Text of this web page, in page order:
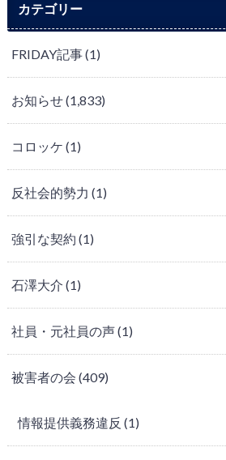
カテゴリー
FRIDAY記事(1)
お知らせ(1,833)
コロッケ (1)
反社会的勢力 (1)
強引な契約 (1)
石澤大介 (1)
社員・元社員の声(1)
被害者の会 (409)
情報提供義務違反 (1)